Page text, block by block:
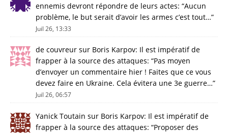
ennemis devront répondre de leurs actes: “Aucun
problème, le but serait d’avoir les armes c’est tout…”
Juil 26, 13:33
de couvreur sur Boris Karpov: Il est impératif de
frapper à la source des attaques: “Pas moyen
d’envoyer un commentaire hier ! Faites que ce vous
devez faire en Ukraine. Cela évitera une 3e guerre…”
Juil 26, 06:57
Yanick Toutain sur Boris Karpov: Il est impératif de
frapper à la source des attaques: “Proposer des